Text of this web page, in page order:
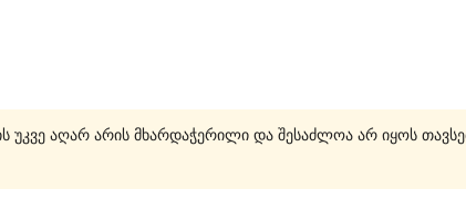
უკვე აღარ არის მხარდაჭერილი და შესაძლოა არ იყოს